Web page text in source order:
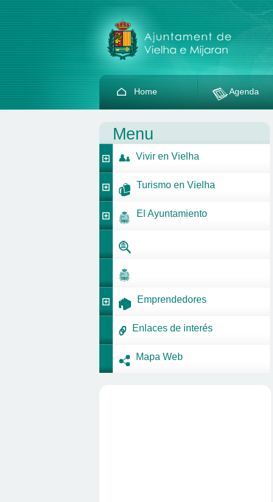
Home Agenda
Menu
Vivir en Vielha
Turismo en Vielha
El Ayuntamiento
Emprendedores
Enlaces de interés
Mapa Web